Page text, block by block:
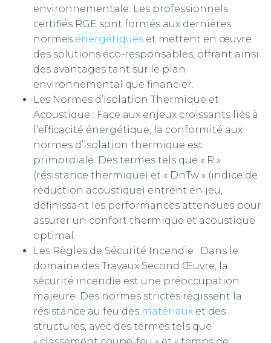
environnementale. Les professionnels
certifiés RGE sont formés aux dernières
normes énergétiques et mettent en œuvre
des solutions éco-responsables, offrant ainsi
des avantages tant sur le plan
environnemental que financier.
Les Normes d’Isolation Thermique et
Acoustique : Face aux enjeux croissants liés à
l’efficacité énergétique, la conformité aux
normes d’isolation thermique est
primordiale. Des termes tels que « R »
(résistance thermique) et « DnTw » (indice de
réduction acoustique) entrent en jeu,
définissant les performances attendues pour
assurer un confort thermique et acoustique
optimal.
Les Règles de Sécurité Incendie : Dans le
domaine des Travaux Second Œuvre, la
sécurité incendie est une préoccupation
majeure. Des normes strictes régissent la
résistance au feu des matériaux et des
structures, avec des termes tels que